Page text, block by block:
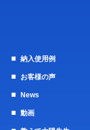
納入使用例
お客様の声
News
動画